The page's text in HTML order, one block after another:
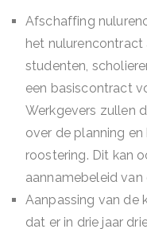
Afschaffing
het
studenten,
een basiscontract
Werkgevers zullen
over de planning
roostering. Dit kan
aannamebeleid van
Aanpassing van de
dat er in drie jaar